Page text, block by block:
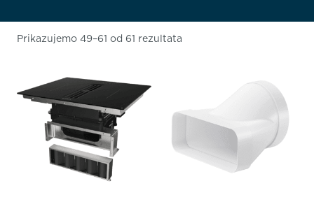
Prikazujemo 49–61 od 61 rezultata